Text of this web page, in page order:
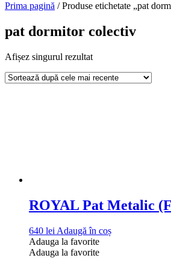
Prima pagină / Produse etichetate „pat
pat dormitor colectiv
Afișez singurul rezultat
ROYAL Pat Metalic
640 lei Adaugă în coș
Adauga la favorite
Adauga la favorite